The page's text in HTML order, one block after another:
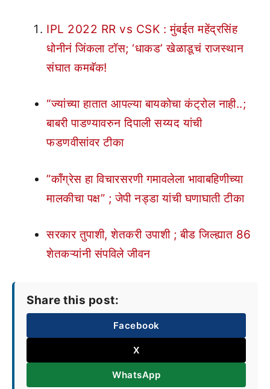
IPL 2022 RR vs CSK : मुंबईत महेंद्रसिंह
धोनीनं जिंकला टॉस; ‘धाकड’ खेळाडूचं राजस्थान
संघात कमबॅक!
“ज्यांच्या हातात आपल्या बायकोचा कंट्रोल नाही..;
बाबरी पाडण्यावरुन दिपाली सय्यद यांची
फडणवीसांवर टीका
”काँग्रेस हा विचारसरणी गमावलेला भावाबहिणीच्या
मालकीचा पक्ष” ; जेपी नड्डा यांची घणाघाती टीका
सरकार तुपाशी, शेतकरी उपाशी ; बीड जिल्ह्यात 86
शेतकऱ्यांनी संपविले जीवन
Share this post:
Facebook
X
WhatsApp